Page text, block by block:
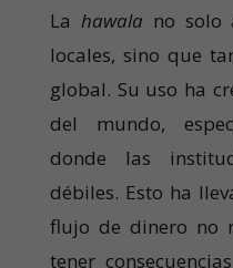
La hawala no solo
locales, sino que
global. Su uso ha
del mundo,
donde las
débiles. Esto ha
flujo de dinero no
tener